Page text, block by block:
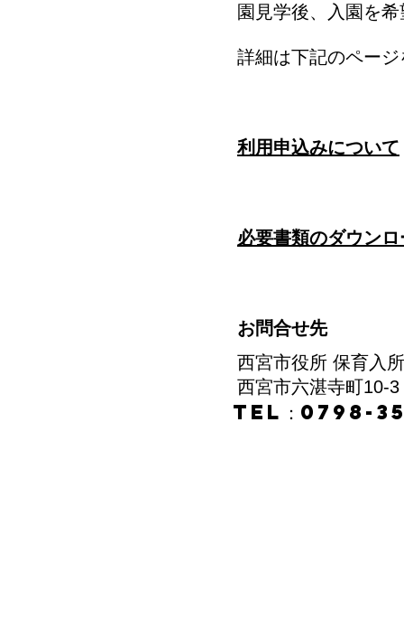
園見学後、入園を希望される方
詳細は下記のページをご
​利用申込みについて
必要書類のダウンロ
お問合せ先
西宮市役所 保育入
西宮市六湛寺町
TEL：0798-